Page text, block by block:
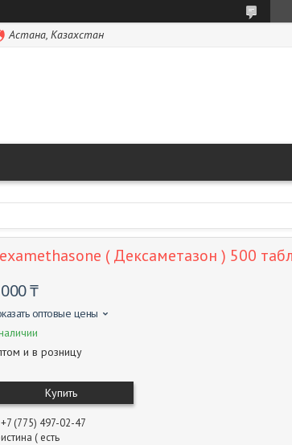
Астана, Казахстан
( Дексаметазон ) 500
₸
оптовые цены
и в розницу
Купить
+7 (775) 497-02-47
( есть